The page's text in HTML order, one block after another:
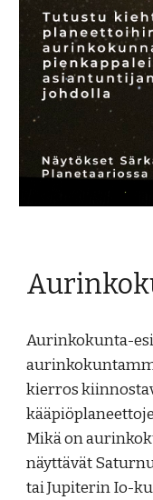
Aurinkokunta-
kierros
Mikä on
näyttävät
tai Jupiterin Io-